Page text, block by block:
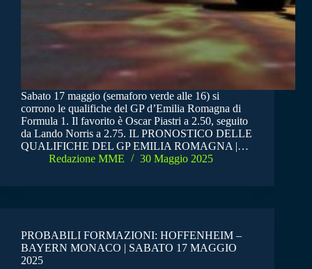
Sabato 17 maggio (semaforo verde alle 16) si
corrono le qualifiche del GP d’Emilia Romagna di
Formula 1. Il favorito è Oscar Piastri a 2.50, seguito
da Lando Norris a 2.75. IL PRONOSTICO DELLE
QUALIFICHE DEL GP EMILIA ROMAGNA |…
Redazione MME
30 Maggio 2025
PROBABILI FORMAZIONI: HOFFENHEIM –
BAYERN MONACO | SABATO 17 MAGGIO
2025